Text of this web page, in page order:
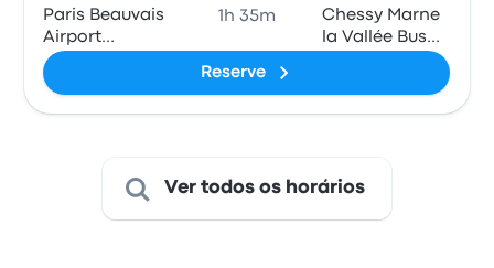
Paris Beauvais
Airport
Terminal 1
1h 35m
Chessy Marne
la Vallée Bus
Reserve
Ver todos os horários